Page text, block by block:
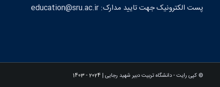
پست الکترونيک جهت تایید مدارک: education@sru.ac.ir
© کپی رایت - دانشگاه تربیت دبیر شهید رجایی | 2024 - 1403